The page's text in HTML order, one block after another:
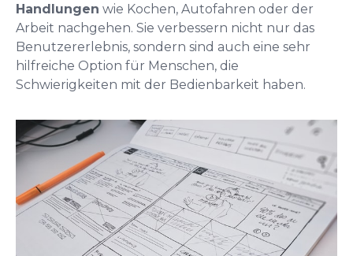
Handlungen wie Kochen, Autofahren oder der
Arbeit nachgehen. Sie verbessern nicht nur das
Benutzererlebnis, sondern sind auch eine sehr
hilfreiche Option für Menschen, die
Schwierigkeiten mit der Bedienbarkeit haben.